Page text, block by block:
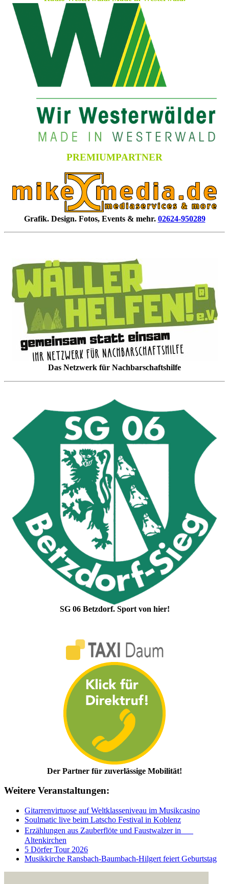
PREMIUMPARTNER
Grafik. Design. Fotos, Events & mehr. 02624-950289
Das Netzwerk für Nachbarschaftshilfe
SG 06 Betzdorf. Sport von hier!
Der Partner für zuverlässige Mobilität!
Weitere Veranstaltungen:
Gitarrenvirtuose auf Weltklasseniveau im Musikcasino
Soulmatic live beim Latscho Festival in Koblenz
Erzählungen aus Zauberflöte und Faustwalzer in
Altenkirchen
5 Dörfer Tour 2026
Musikkirche Ransbach-Baumbach-Hilgert feiert Geburtstag